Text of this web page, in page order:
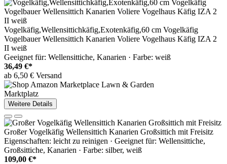
Vogelkäfig,Wellensittichkäfig,Exotenkäfig,60 cm Vogelkäfig
Vogelbauer Wellensittich Kanarien Voliere Vogelhaus Käfig IZA 2
II weiß
Geeignet für: Wellensittiche, Kanarien · Farbe: weiß
36,49 €*
ab 6,50 € Versand
Marktplatz
Weitere Details
Großer Vogelkäfig Wellensittich Kanarien Großsittich mit Freisitz
Eigenschaften: leicht zu reinigen · Geeignet für: Wellensittiche,
Großsittiche, Kanarien · Farbe: silber, weiß
109,00 €*